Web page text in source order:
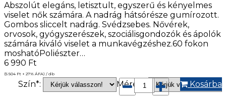
Abszolút elegáns, letisztult, egyszerű és kényelmes
viselet nők számára. A nadrág hátsórésze gumírozott.
Gombos sliccelt nadrág. Svédzsebes. Nővérek,
orvosok, gyógyszerészek, szociálisgondozók és ápolók
számára kiváló viselet a munkavégzéshez.60 fokon
moshatóPoliészter…
6 990 Ft
(5 504 Ft + 27% ÁFA) / db
Méret*:
Szín*: Kosárba